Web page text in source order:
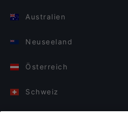
Australien
Neuseeland
Österreich
Schweiz